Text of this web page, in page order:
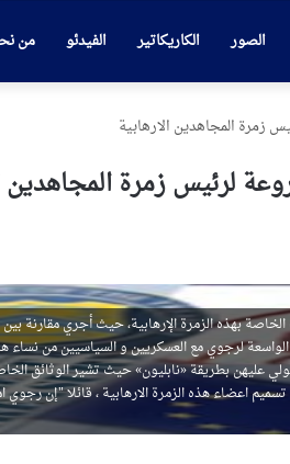
الصور الكاريكاتير الفيدئو من
زمرة المجاهدين الارهابية
لرئيس زمرة المجاهدين
«أشرف» درس خلال 9 اشهر الوثائق والملفات الخاصة بهذه الزمرة الإرهابية،
لرجوي مع العسكريين و السياسيين من نساء
عليهن بطريقة «نابليون» حيث تشير الوثائق
اعضاء هذه الزمرة الارهابية ، قائلا "إن